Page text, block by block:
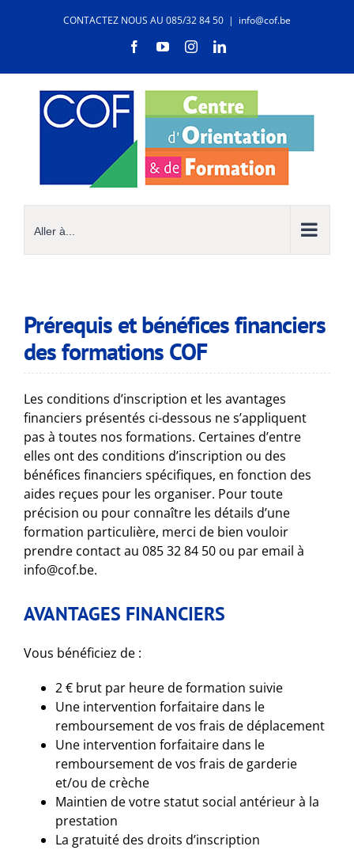
CONTACTEZ NOUS AU 085/32 84 50 | info@cof.be
FacebookYouTubeInstagramLinkedIn
Aller à...
Prérequis et bénéfices financiers
des formations COF
Les conditions d’inscription et les avantages
financiers présentés ci-dessous ne s’appliquent
pas à toutes nos formations. Certaines d’entre
elles ont des conditions d’inscription ou des
bénéfices financiers spécifiques, en fonction des
aides reçues pour les organiser. Pour toute
précision ou pour connaître les détails d’une
formation particulière, merci de bien vouloir
prendre contact au 085 32 84 50 ou par email à
info@cof.be.
AVANTAGES FINANCIERS
Vous bénéficiez de :
2 € brut par heure de formation suivie
Une intervention forfaitaire dans le
remboursement de vos frais de déplacement
Une intervention forfaitaire dans le
remboursement de vos frais de garderie
et/ou de crèche
Maintien de votre statut social antérieur à la
prestation
La gratuité des droits d’inscription